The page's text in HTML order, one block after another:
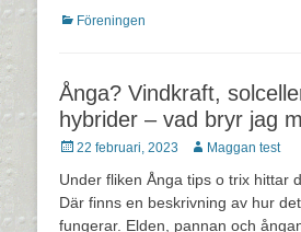
Kategorier
Föreningen
Ånga? Vindkraft,
hybrider – vad bryr jag
Postades
22 februari, 2023 Författare
Maggan test
Under fliken Ånga tips o trix hittar
Där finns en beskrivning av hur
fungerar. Elden, pannan och